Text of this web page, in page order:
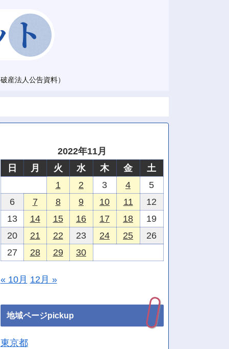
産法人公告資料）
2022年11月
日
月 火 水 木 金
土
1
2 3 4
5
6
7 8 9 10 11
12
13
14 15 16 17 18
19
20
21 22 23 24 25
26
27
28 29 30
« 10月 12月 »
地域ページpickup
東京都